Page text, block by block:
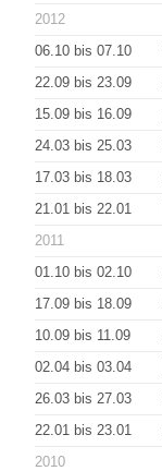
2012
06.10 bis 07.10
22.09 bis 23.09
15.09 bis 16.09
24.03 bis 25.03
17.03 bis 18.03
21.01 bis 22.01
2011
01.10 bis 02.10
17.09 bis 18.09
10.09 bis 11.09
02.04 bis 03.04
26.03 bis 27.03
22.01 bis 23.01
2010